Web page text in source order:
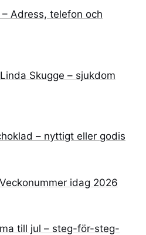
Adress, telefon och
Skugge – sjukdom
– nyttigt eller godis
idag 2026
till jul – steg-för-steg-